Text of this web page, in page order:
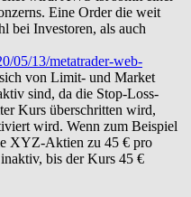
Eine Order die weit
bei Investoren, als auch
05/13/metatrader-web-
von Limit- und Market
sind, da die Stop-Loss-
Kurs überschritten wird,
wird. Wenn zum Beispiel
XYZ-Aktien zu 45 € pro
bis der Kurs 45 €